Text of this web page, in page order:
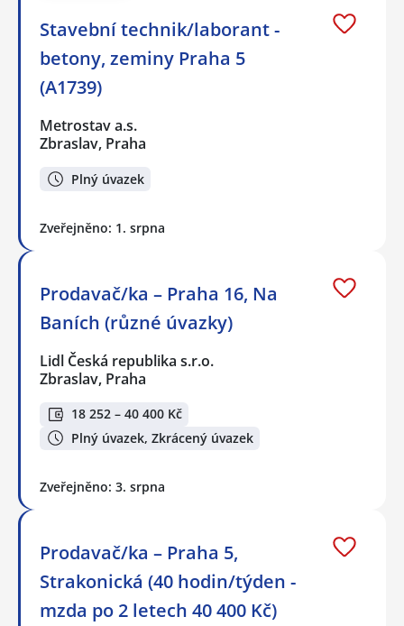
Stavební technik/laborant -
betony, zeminy Praha 5
(A1739)
Metrostav a.s.
Zbraslav, Praha
Plný úvazek
Zveřejněno: 1. srpna
Prodavač/ka – Praha 16, Na
Baních (různé úvazky)
Lidl Česká republika s.r.o.
Zbraslav, Praha
18 252 – 40 400 Kč
Plný úvazek, Zkrácený úvazek
Zveřejněno: 3. srpna
Prodavač/ka – Praha 5,
Strakonická (40 hodin/týden -
mzda po 2 letech 40 400 Kč)